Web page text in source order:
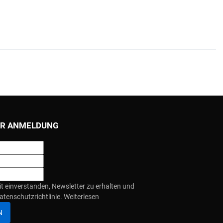
ANMELDUNG
einverstanden, Newsletter zu erhalten und
Weiterlesen